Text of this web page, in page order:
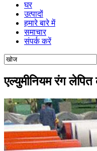
घर
उत्पादों
हमारे बारे में
समाचार
संपर्क करें
एल्युमीनियम रंग